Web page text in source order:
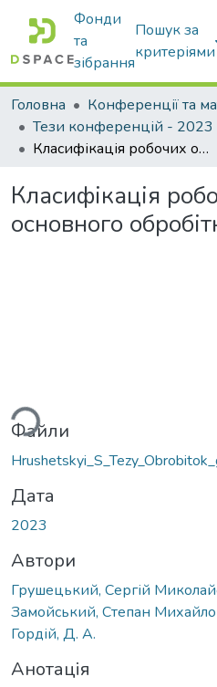
Фонди
та
зібрання
Пошук за
критеріями
Головна
Тези конференцій - 2023
Класифікація робочих органів для основного обробітку ґрунту
Класифікація
основного
Файли
Дата
2023
Автори
Грушецький, Сергій
Замойський, Степан
Гордій, Д. А.
Анотація